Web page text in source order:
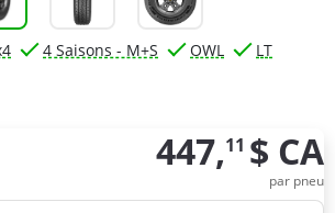
4 Saisons - M+S OWL
LT
vous besoin ? 447,11 $ CA
par pneu